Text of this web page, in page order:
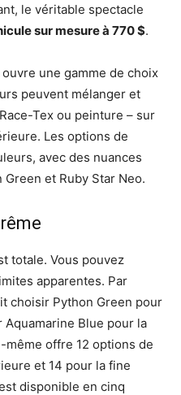
le véritable spectacle
sur mesure à 770 $.
une gamme de choix
peuvent mélanger et
Tex ou peinture – sur
Les options de
avec des nuances
et Ruby Star Neo.
totale. Vous pouvez
apparentes. Par
choisir Python Green pour
Blue pour la
même offre 12 options de
et 14 pour la fine
disponible en cinq